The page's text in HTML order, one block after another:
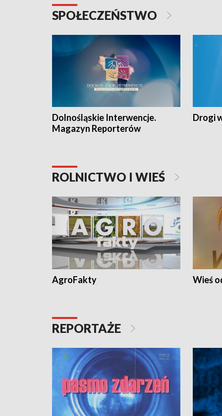
SPOŁECZEŃSTWO
Dolnośląskie Interwencje.
Magazyn Reporterów
Drogi
ROLNICTWO I WIEŚ
AgroFakty Wieś
REPORTAŻE